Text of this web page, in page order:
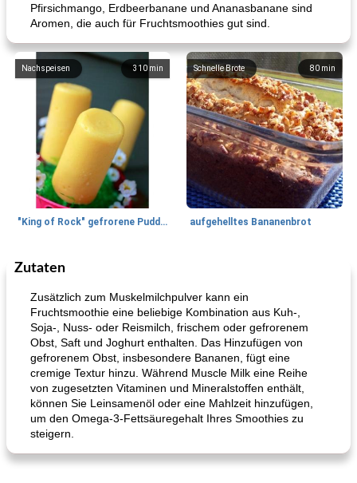
Pfirsichmango, Erdbeerbanane und Ananasbanane sind
Aromen, die auch für Fruchtsmoothies gut sind.
310 min
Nachspeisen
"King of Rock" gefrorene Pudding Pops
80 min
Schnelle Brote
aufgehelltes Bananenbrot
Mittagessen / Snacks
Hühnchen, Süßkartoffelsuppe
Zutaten
Zusätzlich zum Muskelmilchpulver kann ein
Fruchtsmoothie eine beliebige Kombination aus Kuh-,
Soja-, Nuss- oder Reismilch, frischem oder gefrorenem
Obst, Saft und Joghurt enthalten. Das Hinzufügen von
gefrorenem Obst, insbesondere Bananen, fügt eine
cremige Textur hinzu. Während Muscle Milk eine Reihe
von zugesetzten Vitaminen und Mineralstoffen enthält,
können Sie Leinsamenöl oder eine Mahlzeit hinzufügen,
um den Omega-3-Fettsäuregehalt Ihres Smoothies zu
steigern.